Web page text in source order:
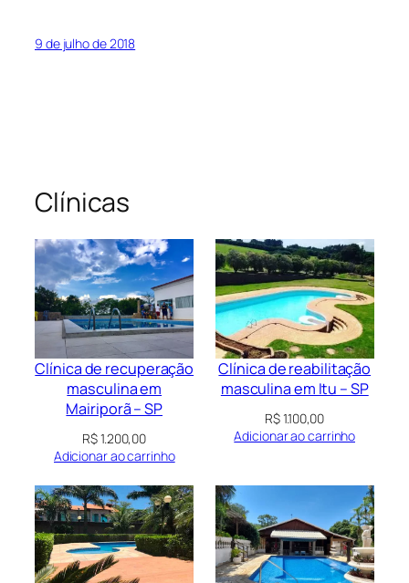
9 de julho de 2018
Clínicas
Clínica de recuperação
masculina em
Mairiporã – SP
R$1.200,00
Adicionar ao carrinho
Clínica de reabilitação
masculina em Itu – SP
R$1.100,00
Adicionar ao carrinho